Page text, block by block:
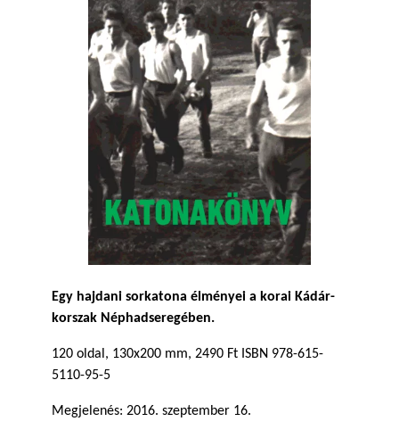
Egy hajdani sorkatona élményei a korai Kádár-
korszak Néphadseregében.
120 oldal, 130x200 mm, 2490 Ft ISBN 978-615-
5110-95-5
Megjelenés: 2016. szeptember 16.